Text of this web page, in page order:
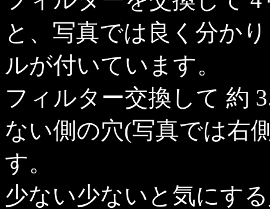
と、写真では良く分か
ルが付いています。
フィルター交換して 約
ない側の穴(写真では右
す。
少ない少ないと気にす